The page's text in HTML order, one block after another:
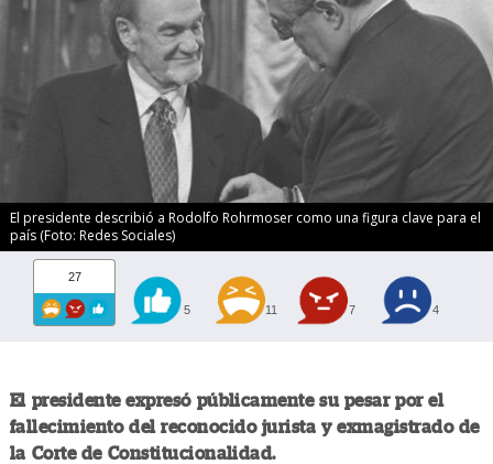
El presidente describió a Rodolfo Rohrmoser como una figura clave para el
país (Foto: Redes Sociales)
27
5 11 7 4
El presidente expresó públicamente su pesar por el
fallecimiento del reconocido jurista y exmagistrado de
la Corte de Constitucionalidad.